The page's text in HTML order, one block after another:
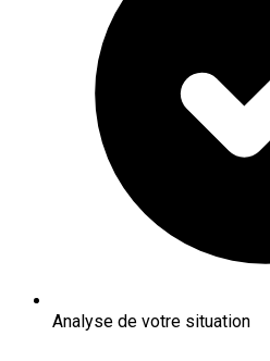
Analyse de votre situation